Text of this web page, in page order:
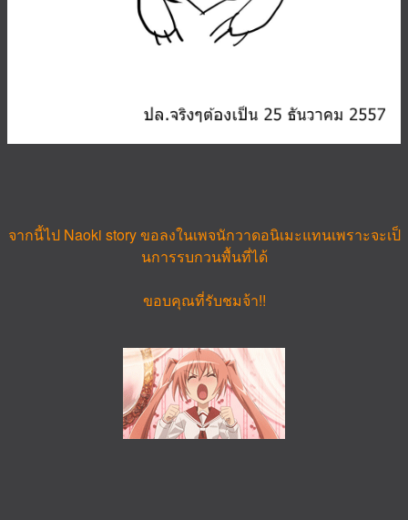
จากนี้ไป Naoki story ขอลงในเพจนักวาดอนิเมะแทนเพราะจะเป็
นการรบกวนพื้นที่ได้
ขอบคุณที่รับชมจ้า!!